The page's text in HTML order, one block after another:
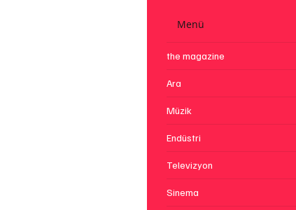
Menü
the magazine
Ara
Müzik
Endüstri
Televizyon
Sinema